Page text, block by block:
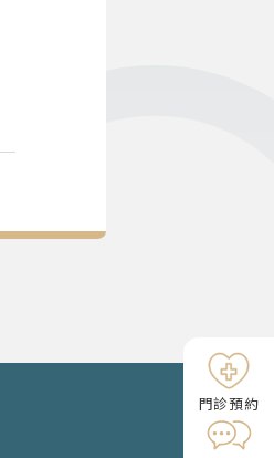
門診預約